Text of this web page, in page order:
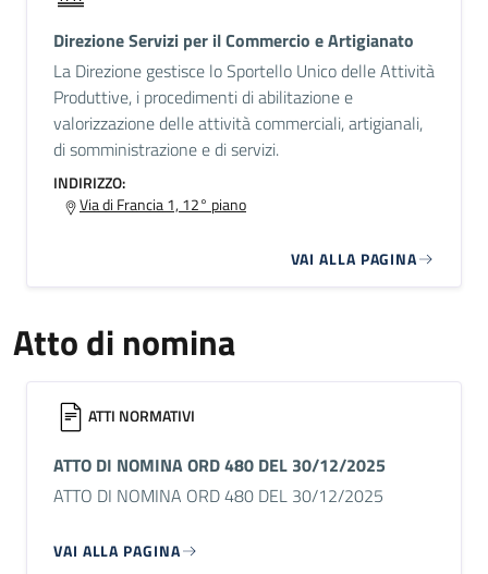
Direzione Servizi per il Commercio e Artigianato
La Direzione gestisce lo Sportello Unico delle Attività
Produttive, i procedimenti di abilitazione e
valorizzazione delle attività commerciali, artigianali,
di somministrazione e di servizi.
INDIRIZZO:
Via di Francia 1, 12° piano
VAI ALLA PAGINA
Atto di nomina
ATTI NORMATIVI
ATTO DI NOMINA ORD 480 DEL 30/12/2025
ATTO DI NOMINA ORD 480 DEL 30/12/2025
VAI ALLA PAGINA